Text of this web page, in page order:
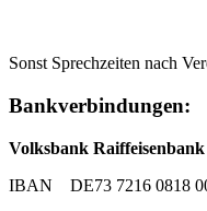
Sonst Sprechzeiten nach
Bankverbindungen:
Volksbank
IBAN DE73 7216 0818